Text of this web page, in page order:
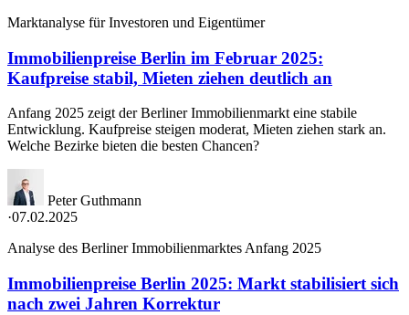
Marktanalyse für Investoren und Eigentümer
Immobilienpreise Berlin im Februar 2025:
Kaufpreise stabil, Mieten ziehen deutlich an
Anfang 2025 zeigt der Berliner Immobilienmarkt eine stabile
Entwicklung. Kaufpreise steigen moderat, Mieten ziehen stark an.
Welche Bezirke bieten die besten Chancen?
Peter Guthmann
·07.02.2025
Analyse des Berliner Immobilienmarktes Anfang 2025
Immobilienpreise Berlin 2025: Markt stabilisiert sich
nach zwei Jahren Korrektur